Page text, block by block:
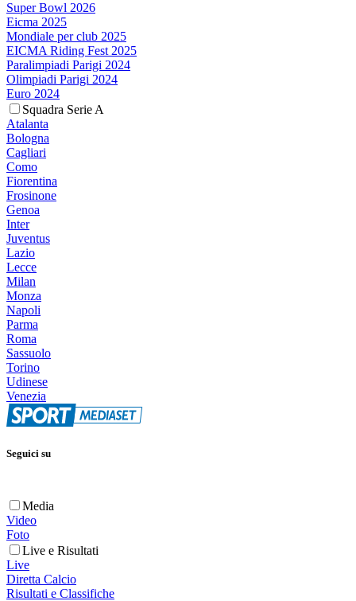
Super Bowl 2026
Eicma 2025
Mondiale per club 2025
EICMA Riding Fest 2025
Paralimpiadi Parigi 2024
Olimpiadi Parigi 2024
Euro 2024
Squadra Serie A
Atalanta
Bologna
Cagliari
Como
Fiorentina
Frosinone
Genoa
Inter
Juventus
Lazio
Lecce
Milan
Monza
Napoli
Parma
Roma
Sassuolo
Torino
Udinese
Venezia
Seguici su
Media
Video
Foto
Live e Risultati
Live
Diretta Calcio
Risultati e Classifiche